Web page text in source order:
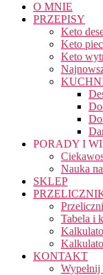
O MNIE
PRZEPISY
Keto
Keto
Keto
PORADY I
Nauka
SKLEP
Tabela i
KONTAKT